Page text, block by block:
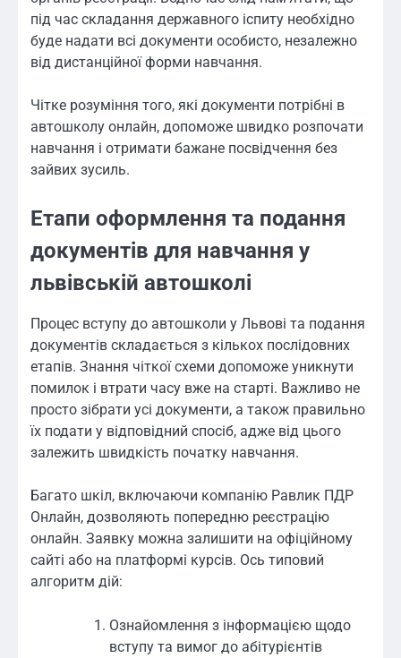
під час складання державного іспиту необхідно
буде надати всі документи особисто, незалежно
від дистанційної форми навчання.
Чітке розуміння того, які документи потрібні в
автошколу онлайн, допоможе швидко розпочати
навчання і отримати бажане посвідчення без
зайвих зусиль.
Етапи оформлення та подання
документів для навчання у
львівській автошколі
Процес вступу до автошколи у Львові та подання
документів складається з кількох послідовних
етапів. Знання чіткої схеми допоможе уникнути
помилок і втрати часу вже на старті. Важливо не
просто зібрати усі документи, а також правильно
їх подати у відповідний спосіб, адже від цього
залежить швидкість початку навчання.
Багато шкіл, включаючи компанію Равлик ПДР
Онлайн, дозволяють попередню реєстрацію
онлайн. Заявку можна залишити на офіційному
сайті або на платформі курсів. Ось типовий
алгоритм дій:
Ознайомлення з інформацією щодо
вступу та вимог до абітурієнтів